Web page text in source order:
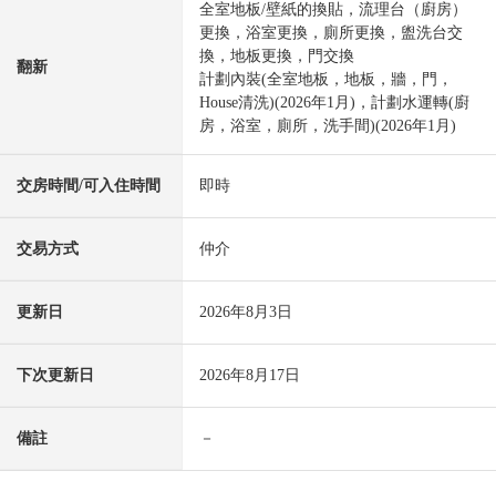
翻新
全室地板/壁紙的換貼，流理台（廚房）
更換，浴室更換，廁所更換，盥洗台交
換，地板更換，門交換
計劃內裝(全室地板，地板，牆，門，
House清洗)(2026年1月)，計劃水運轉(廚
房，浴室，廁所，洗手間)(2026年1月)
交房時間/可入住時間 即時
交易方式 仲介
更新日 2026年8月3日
下次更新日 2026年8月17日
備註 －